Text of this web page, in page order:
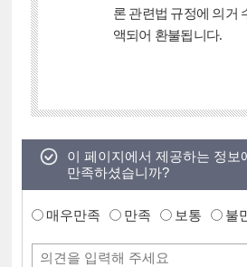
론 관련법 규정에 의거
액되어 환불됩니다.
이 페이지에서 제공하는 정보
만족하셨습니까?
매우만족 만족 보통 불